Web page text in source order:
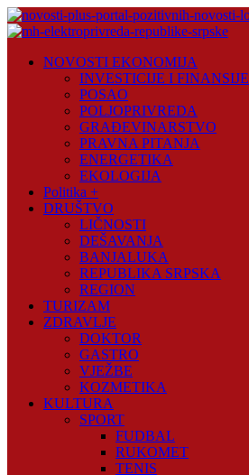
Skip
to
Plus
NOVOSTI EKONOMIJA
INVESTICIJE I FINANSIJE
POSAO
POLJOPRIVREDA
GRAĐEVINARSTVO
PRAVNA PITANJA
ENERGETIKA
EKOLOGIJA
Politika +
DRUŠTVO
LIČNOSTI
DEŠAVANJA
BANJALUKA
REPUBLIKA SRPSKA
REGION
TURIZAM
ZDRAVLJE
DOKTOR
GASTRO
VJEŽBE
KOZMETIKA
KULTURA
SPORT
FUDBAL
RUKOMET
TENIS